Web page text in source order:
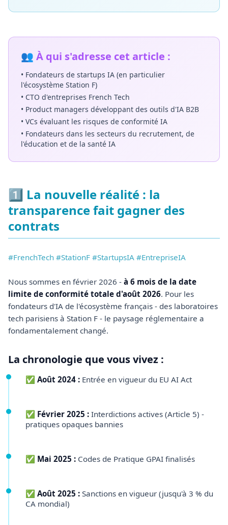
👥 À qui s'adresse cet article :
• Fondateurs de startups IA (en particulier
l'écosystème Station F)
• CTO d'entreprises French Tech
• Product managers développant des outils d'IA B2B
• VCs évaluant les risques de conformité IA
• Fondateurs dans les secteurs du recrutement, de
l'éducation et de la santé IA
1️⃣ La nouvelle réalité : la
transparence fait gagner des
contrats
#FrenchTech #StationF #StartupsIA #EntrepriseIA
Nous sommes en février 2026 - à 6 mois de la date
limite de conformité totale d'août 2026. Pour les
fondateurs d'IA de l'écosystème français - des laboratoires
tech parisiens à Station F - le paysage réglementaire a
fondamentalement changé.
La chronologie que vous vivez :
✅ Août 2024 : Entrée en vigueur du EU AI Act
✅ Février 2025 : Interdictions actives (Article 5) -
pratiques opaques bannies
✅ Mai 2025 : Codes de Pratique GPAI finalisés
✅ Août 2025 : Sanctions en vigueur (jusqu'à 3 % du
CA mondial)